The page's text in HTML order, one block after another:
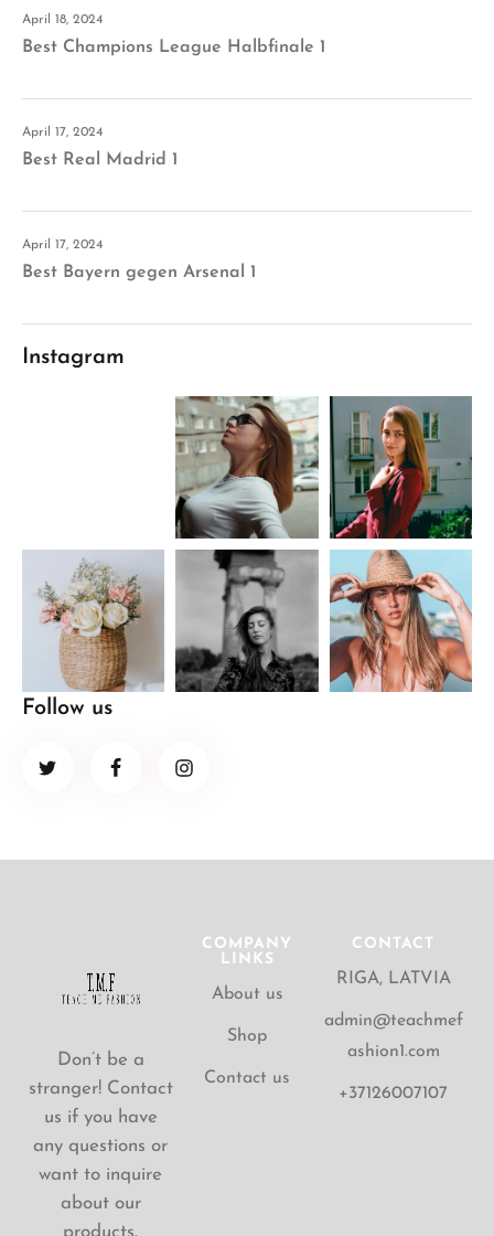
April 18, 2024
Best Champions League Halbfinale 1
April 17, 2024
Best Real Madrid 1
April 17, 2024
Best Bayern gegen Arsenal 1
Instagram
Follow us
Don’t be a
stranger! Contact
us if you have
any questions or
want to inquire
about our
COMPANY
LINKS
About us
Shop
Contact us
CONTACT
RIGA, LATVIA
admin@teachmef
ashion1.com
+37126007107